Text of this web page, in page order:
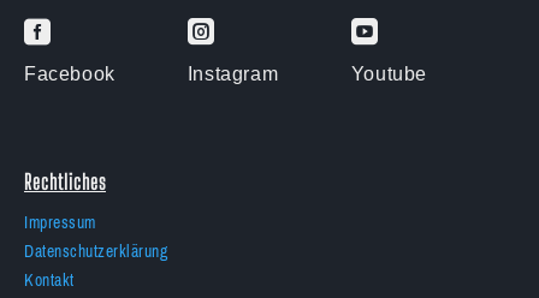

Facebook

Instagram

Youtube
Rechtliches
Impressum
Datenschutzerklärung
Kontakt